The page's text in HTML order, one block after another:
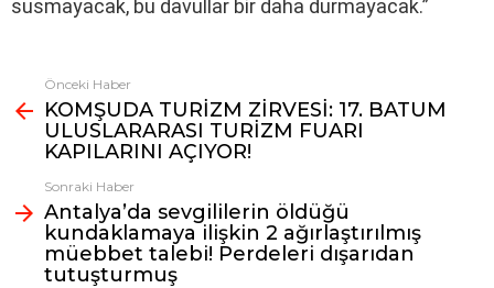
susmayacak, bu davullar bir daha durmayacak.”
Fazlasına
bak
Önceki Haber
KOMŞUDA TURİZM ZİRVESİ: 17. BATUM
ULUSLARARASI TURİZM FUARI
KAPILARINI AÇIYOR!
Sonraki Haber
Antalya’da sevgililerin öldüğü
kundaklamaya ilişkin 2 ağırlaştırılmış
müebbet talebi! Perdeleri dışarıdan
tutuşturmuş